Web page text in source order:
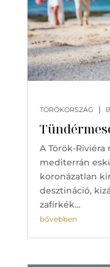
TÖRÖKORSZÁG |
A Török-
mediterrán
koronázatlan
desztináció,
zafírkék…
bővebben